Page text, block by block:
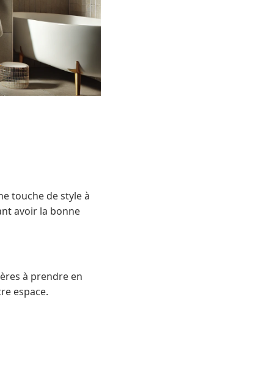
touche de style à
avoir la bonne
à prendre en
espace.